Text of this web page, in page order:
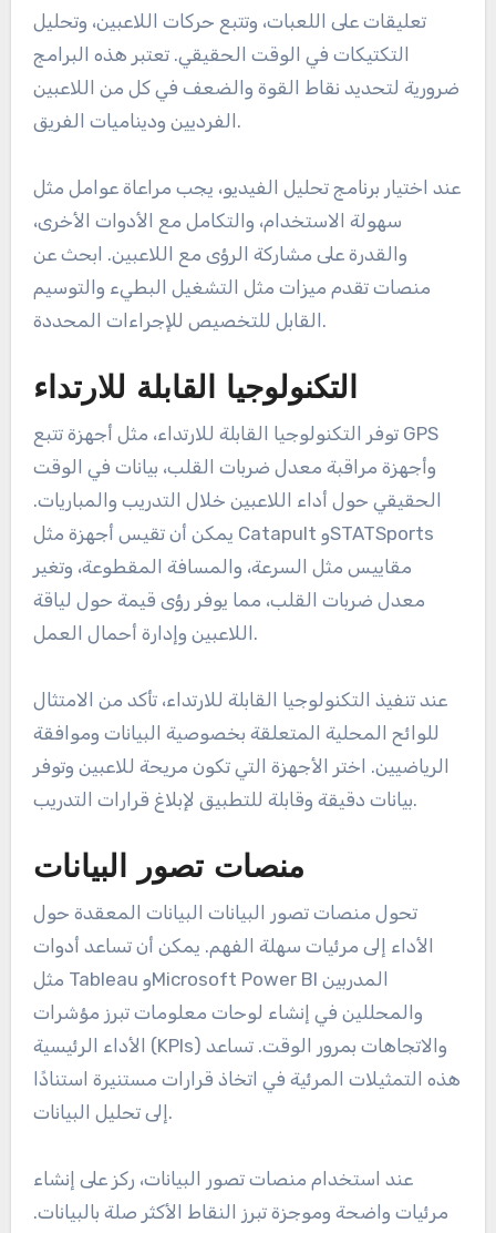
تعليقات على اللعبات، وتتبع حركات اللاعبين، وتحليل
التكتيكات في الوقت الحقيقي. تعتبر هذه البرامج
ضرورية لتحديد نقاط القوة والضعف في كل من اللاعبين
الفرديين وديناميات الفريق.
عند اختيار برنامج تحليل الفيديو، يجب مراعاة عوامل مثل
سهولة الاستخدام، والتكامل مع الأدوات الأخرى،
والقدرة على مشاركة الرؤى مع اللاعبين. ابحث عن
منصات تقدم ميزات مثل التشغيل البطيء والتوسيم
القابل للتخصيص للإجراءات المحددة.
التكنولوجيا القابلة للارتداء
توفر التكنولوجيا القابلة للارتداء، مثل أجهزة تتبع GPS
وأجهزة مراقبة معدل ضربات القلب، بيانات في الوقت
الحقيقي حول أداء اللاعبين خلال التدريب والمباريات.
يمكن أن تقيس أجهزة مثل Catapult وSTATSports
مقاييس مثل السرعة، والمسافة المقطوعة، وتغير
معدل ضربات القلب، مما يوفر رؤى قيمة حول لياقة
اللاعبين وإدارة أحمال العمل.
عند تنفيذ التكنولوجيا القابلة للارتداء، تأكد من الامتثال
للوائح المحلية المتعلقة بخصوصية البيانات وموافقة
الرياضيين. اختر الأجهزة التي تكون مريحة للاعبين وتوفر
بيانات دقيقة وقابلة للتطبيق لإبلاغ قرارات التدريب.
منصات تصور البيانات
تحول منصات تصور البيانات البيانات المعقدة حول
الأداء إلى مرئيات سهلة الفهم. يمكن أن تساعد أدوات
مثل Tableau وMicrosoft Power BI المدربين
والمحللين في إنشاء لوحات معلومات تبرز مؤشرات
الأداء الرئيسية (KPIs) والاتجاهات بمرور الوقت. تساعد
هذه التمثيلات المرئية في اتخاذ قرارات مستنيرة استنادًا
إلى تحليل البيانات.
عند استخدام منصات تصور البيانات، ركز على إنشاء
مرئيات واضحة وموجزة تبرز النقاط الأكثر صلة بالبيانات.